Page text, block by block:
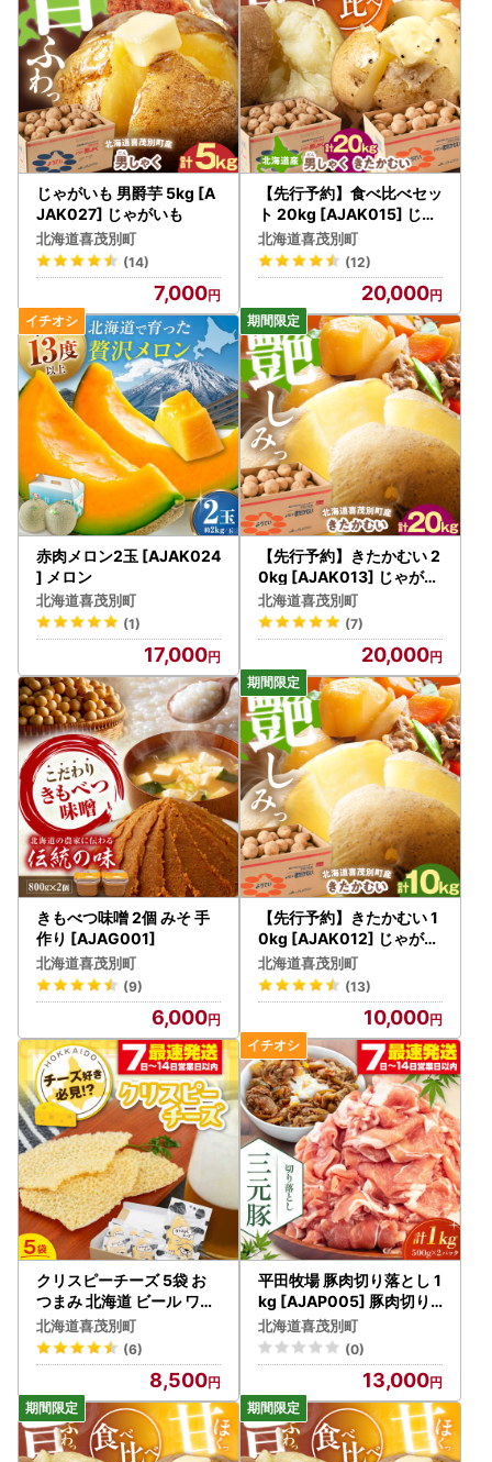
じゃがいも 男爵芋 5kg [A
JAK027] じゃがいも
北海道喜茂別町
(14)
7,000
【先行予約】食べ比べセッ
ト 20kg [AJAK015] じゃ
がいも
北海道喜茂別町
(12)
20,000
赤肉メロン2玉 [AJAK024
] メロン
北海道喜茂別町
(1)
17,000
【先行予約】きたかむい 2
0kg [AJAK013] じゃがい
も
北海道喜茂別町
(7)
20,000
きもべつ味噌 2個 みそ 手
作り [AJAG001]
北海道喜茂別町
(9)
6,000
【先行予約】きたかむい 1
0kg [AJAK012] じゃがい
も
北海道喜茂別町
(13)
10,000
クリスピーチーズ 5袋 お
つまみ 北海道 ビール ワイ
ン 肴 常温配送 [AJAI014]
北海道喜茂別町
(6)
8,500
平田牧場 豚肉切り落とし 1
kg [AJAP005] 豚肉切り
落とし
北海道喜茂別町
(0)
13,000